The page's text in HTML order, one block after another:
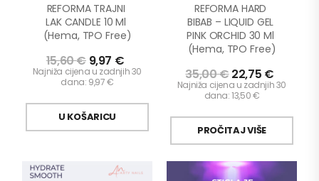
REFORMA TRAJNI
LAK CANDLE 10 Ml
(Hema, TPO Free)
15,60€ 9,97 €
Najniža cijena u zadnjih 30
dana: 9,97€
U KOŠARICU
REFORMA HARD
BIBAB – LIQUID GEL
PINK ORCHID 30 Ml
(Hema, TPO Free)
35,00€22,75 €
Najniža cijena u zadnjih 30
dana:13,50€
PROČITAJ VIŠE